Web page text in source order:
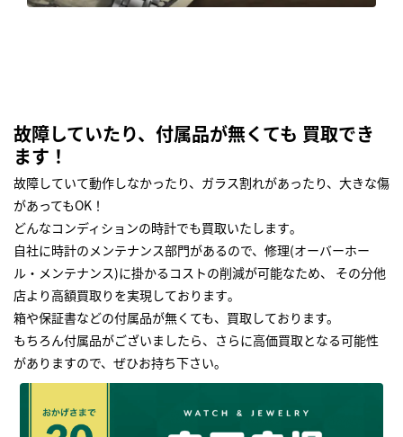
故障していたり、付属品が無くても 買取でき
ます！
故障していて動作しなかったり、ガラス割れがあったり、大きな傷
があってもOK！
どんなコンディションの時計でも買取いたします｡
自社に時計のメンテナンス部門があるので、修理(オーバーホー
ル・メンテナンス)に掛かるコストの削減が可能なため、 その分他
店より高額買取りを実現しております｡
箱や保証書などの付属品が無くても、買取しております。
もちろん付属品がございましたら、さらに高価買取となる可能性
がありますので、ぜひお持ち下さい｡